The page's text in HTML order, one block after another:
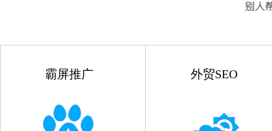
霸屏推广 外贸SEO